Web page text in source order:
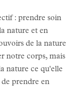
: prendre soin
nature et en
de la nature
notre corps, mais
nature ce qu'elle
prendre en